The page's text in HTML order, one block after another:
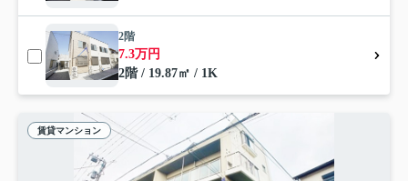
2階
7.3万円
2階 / 19.87㎡ / 1K
賃貸マンション